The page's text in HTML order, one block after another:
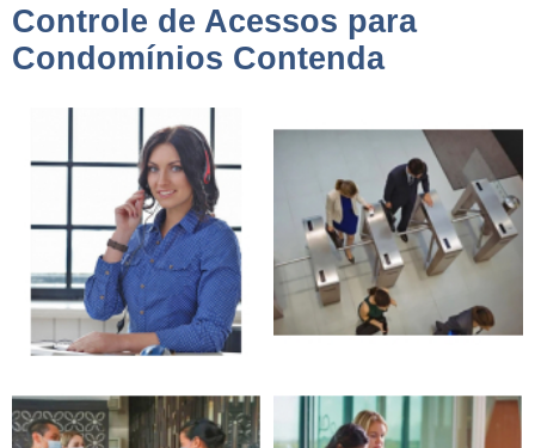
Controle de Acessos para
Condomínios Contenda